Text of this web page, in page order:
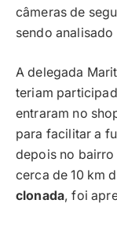
câmeras de
sendo
A delegada
teriam
entraram no
para facilitar a
depois no bairro
cerca de 10 km
clonada, foi